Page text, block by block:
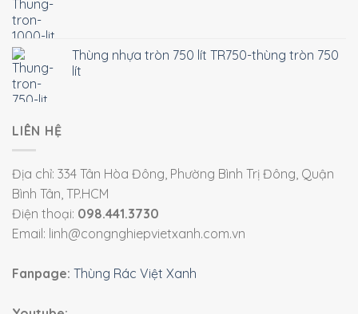
Thùng nhựa tròn 750 lít TR750-thùng tròn 750
lít
LIÊN HỆ
Địa chỉ: 334 Tân Hòa Đông, Phường Bình Trị Đông, Quận
Bình Tân, TP.HCM
Điện thoại: 098.441.3730
Email: linh@congnghiepvietxanh.com.vn
Fanpage: Thùng Rác Việt Xanh